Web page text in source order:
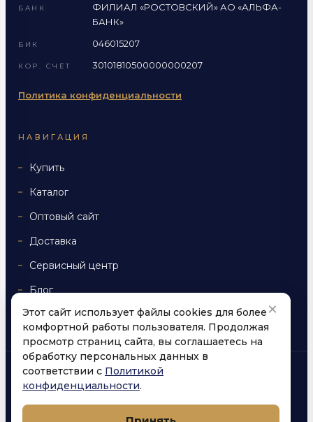
БАНК
ФИЛИАЛ «РОСТОВСКИЙ» АО «АЛЬФА-
БАНК»
БИК 046015207
КОР. СЧЁТ 30101810500000000207
Политика конфиденциальности
НАВИГАЦИЯ
Купить
Каталог
Оптовый сайт
Доставка
Сервисный центр
Блог
Контакты
© 2026 «Яровой кофе». Все права защищены.
Использование любых материалов с данного ресурса возможно
×
Этот сайт использует файлы cookies для более
комфортной работы пользователя. Продолжая
просмотр страниц сайта, вы соглашаетесь на
обработку персональных данных в
соответствии с Политикой
конфиденциальности.